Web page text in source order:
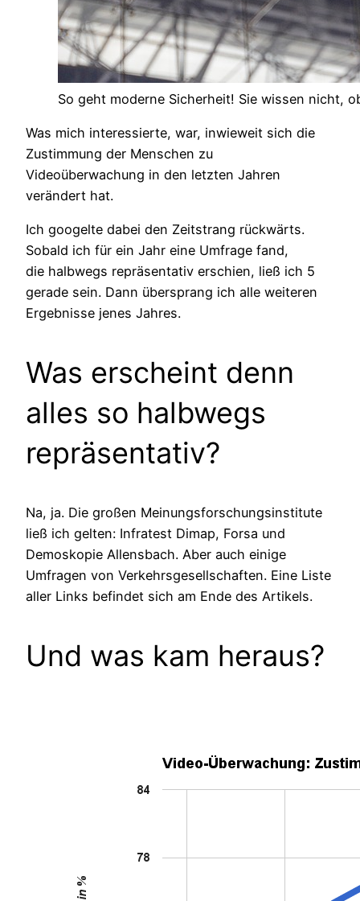
So geht moderne Sicherheit! Sie wissen nicht,
Was mich interessierte, war, inwieweit sich die
Zustimmung der Menschen zu
Videoüberwachung in den letzten Jahren
verändert hat.
Ich googelte dabei den Zeitstrang rückwärts.
Sobald ich für ein Jahr eine Umfrage fand,
die halbwegs repräsentativ erschien, ließ ich 5
gerade sein. Dann übersprang ich alle weiteren
Ergebnisse jenes Jahres.
Was erscheint denn
alles so halbwegs
repräsentativ?
Na, ja. Die großen Meinungsforschungsinstitute
ließ ich gelten: Infratest Dimap, Forsa und
Demoskopie Allensbach. Aber auch einige
Umfragen von Verkehrsgesellschaften. Eine Liste
aller Links befindet sich am Ende des Artikels.
Und was kam heraus?